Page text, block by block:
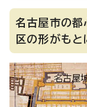
名古屋市の都
区の形がもと